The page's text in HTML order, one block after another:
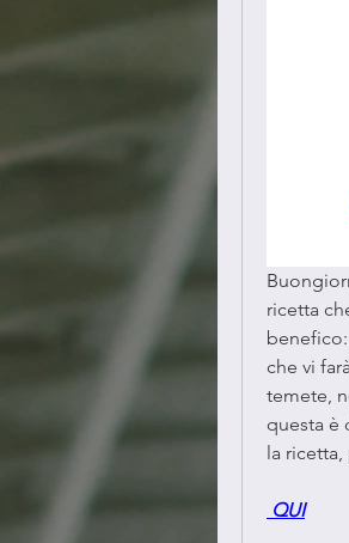
ricetta
che vi
temete,
questa è
la
QUI